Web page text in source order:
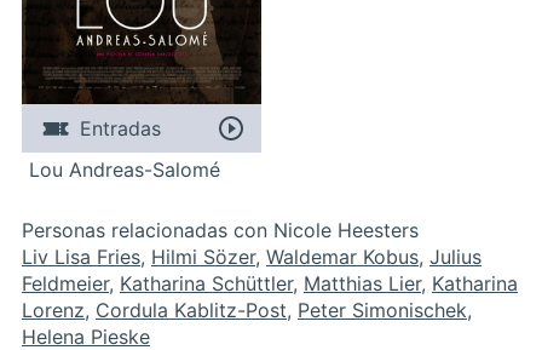
Entradas
Lou Andreas-Salomé
Personas relacionadas con Nicole Heesters
Liv Lisa Fries, Hilmi Sözer, Waldemar Kobus, Julius
Feldmeier, Katharina Schüttler, Matthias Lier, Katharina
Lorenz, Cordula Kablitz-Post, Peter Simonischek,
Helena Pieske